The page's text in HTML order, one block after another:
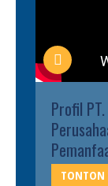
Profil
TONTON